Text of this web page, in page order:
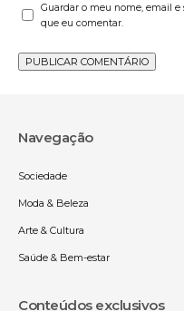
Guardar o meu nome, email
que eu comentar.
Navegação
Sociedade
Moda & Beleza
Arte & Cultura
Saúde & Bem-estar
Conteúdos exclusivos